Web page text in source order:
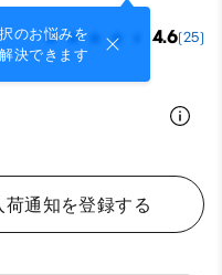
のお悩みを
決できます
4.6(25)
荷通知を登録する